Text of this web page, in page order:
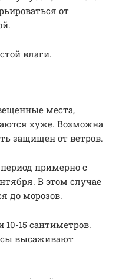
от
влаги.
места,
хуже. Возможна
защищен от ветров.
примерно с
В этом случае
до морозов.
15 сантиметров.
высаживают